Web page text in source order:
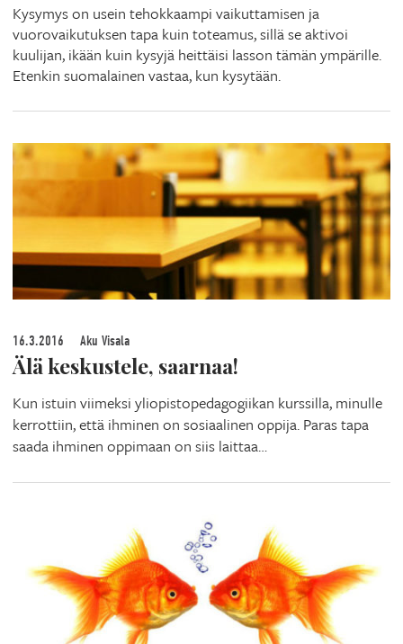
Kysymys on usein tehokkaampi vaikuttamisen ja
vuorovaikutuksen tapa kuin toteamus, sillä se aktivoi
kuulijan, ikään kuin kysyjä heittäisi lasson tämän ympärille.
Etenkin suomalainen vastaa, kun kysytään.
16.3.2016 Aku Visala
Älä keskustele, saarnaa!
Kun istuin viimeksi yliopistopedagogiikan kurssilla, minulle
kerrottiin, että ihminen on sosiaalinen oppija. Paras tapa
saada ihminen oppimaan on siis laittaa…